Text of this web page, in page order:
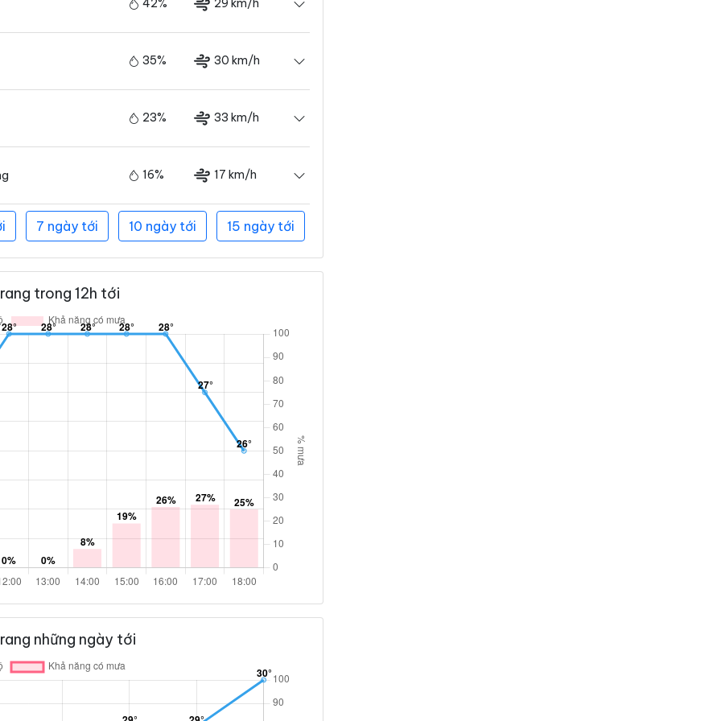
42% 29 km/h
35% 30 km/h
23% 33 km/h
16% 17 km/h
7 ngày tới 10 ngày tới 15 ngày tới
trong 12h tới
những ngày tới